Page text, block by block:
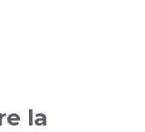
la